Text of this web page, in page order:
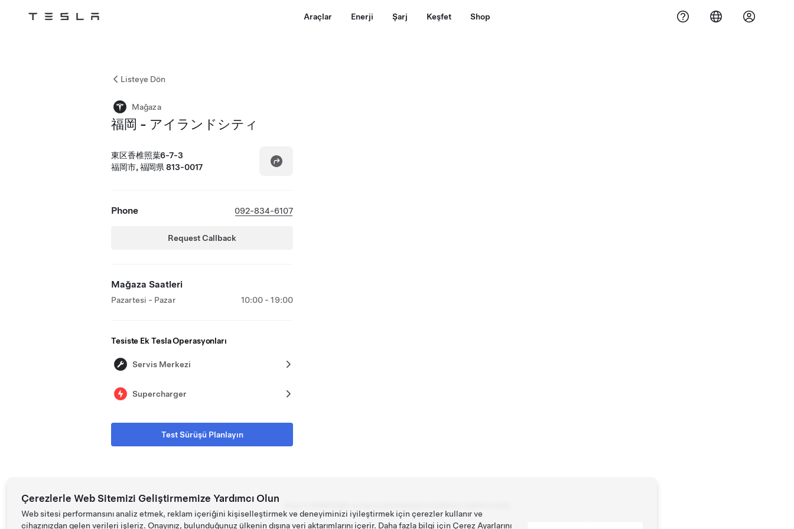
Tesla Araçlar Enerji Şarj Keşfet Shop
Listeye Dön
Mağaza
福岡 - アイランドシティ
東区香椎照葉6-7-3
福岡市, 福岡県 813-0017
Phone 092-834-6107
Request Callback
Mağaza Saatleri
Pazartesi - Pazar 10:00 - 19:00
Tesiste Ek Tesla Operasyonları
Servis Merkezi
Supercharger
Test Sürüşü Planlayın
Çerezlerle Web Sitemizi Geliştirmemize Yardımcı Olun
Web sitesi performansını analiz etmek, reklam içeriğini kişiselleştirmek ve deneyiminizi iyileştirmek için çerezler kullanır ve
cihazınızdan gelen verileri işleriz. Onayınız, bulunduğunuz ülkenin dışına veri aktarımlarını içerir. Daha fazla bilgi için Çerez Ayarlarını